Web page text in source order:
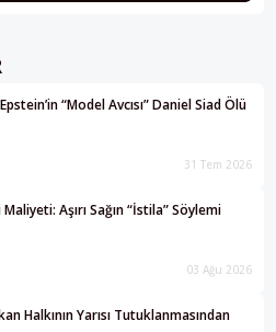
“Model Avcısı” Daniel Siad Ölü
31 Tem 2026
Aşırı Sağın “İstila” Söylemi
03 Ağu 2026
Halkının Yarısı Tutuklanmasından